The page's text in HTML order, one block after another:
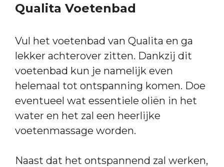
Qualita Voetenbad
Vul het voetenbad van Qualita en ga
lekker achterover zitten. Dankzij dit
voetenbad kun je namelijk even
helemaal tot ontspanning komen. Doe
eventueel wat essentiele oliën in het
water en het zal een heerlijke
voetenmassage worden.
Naast dat het ontspannend zal werken,